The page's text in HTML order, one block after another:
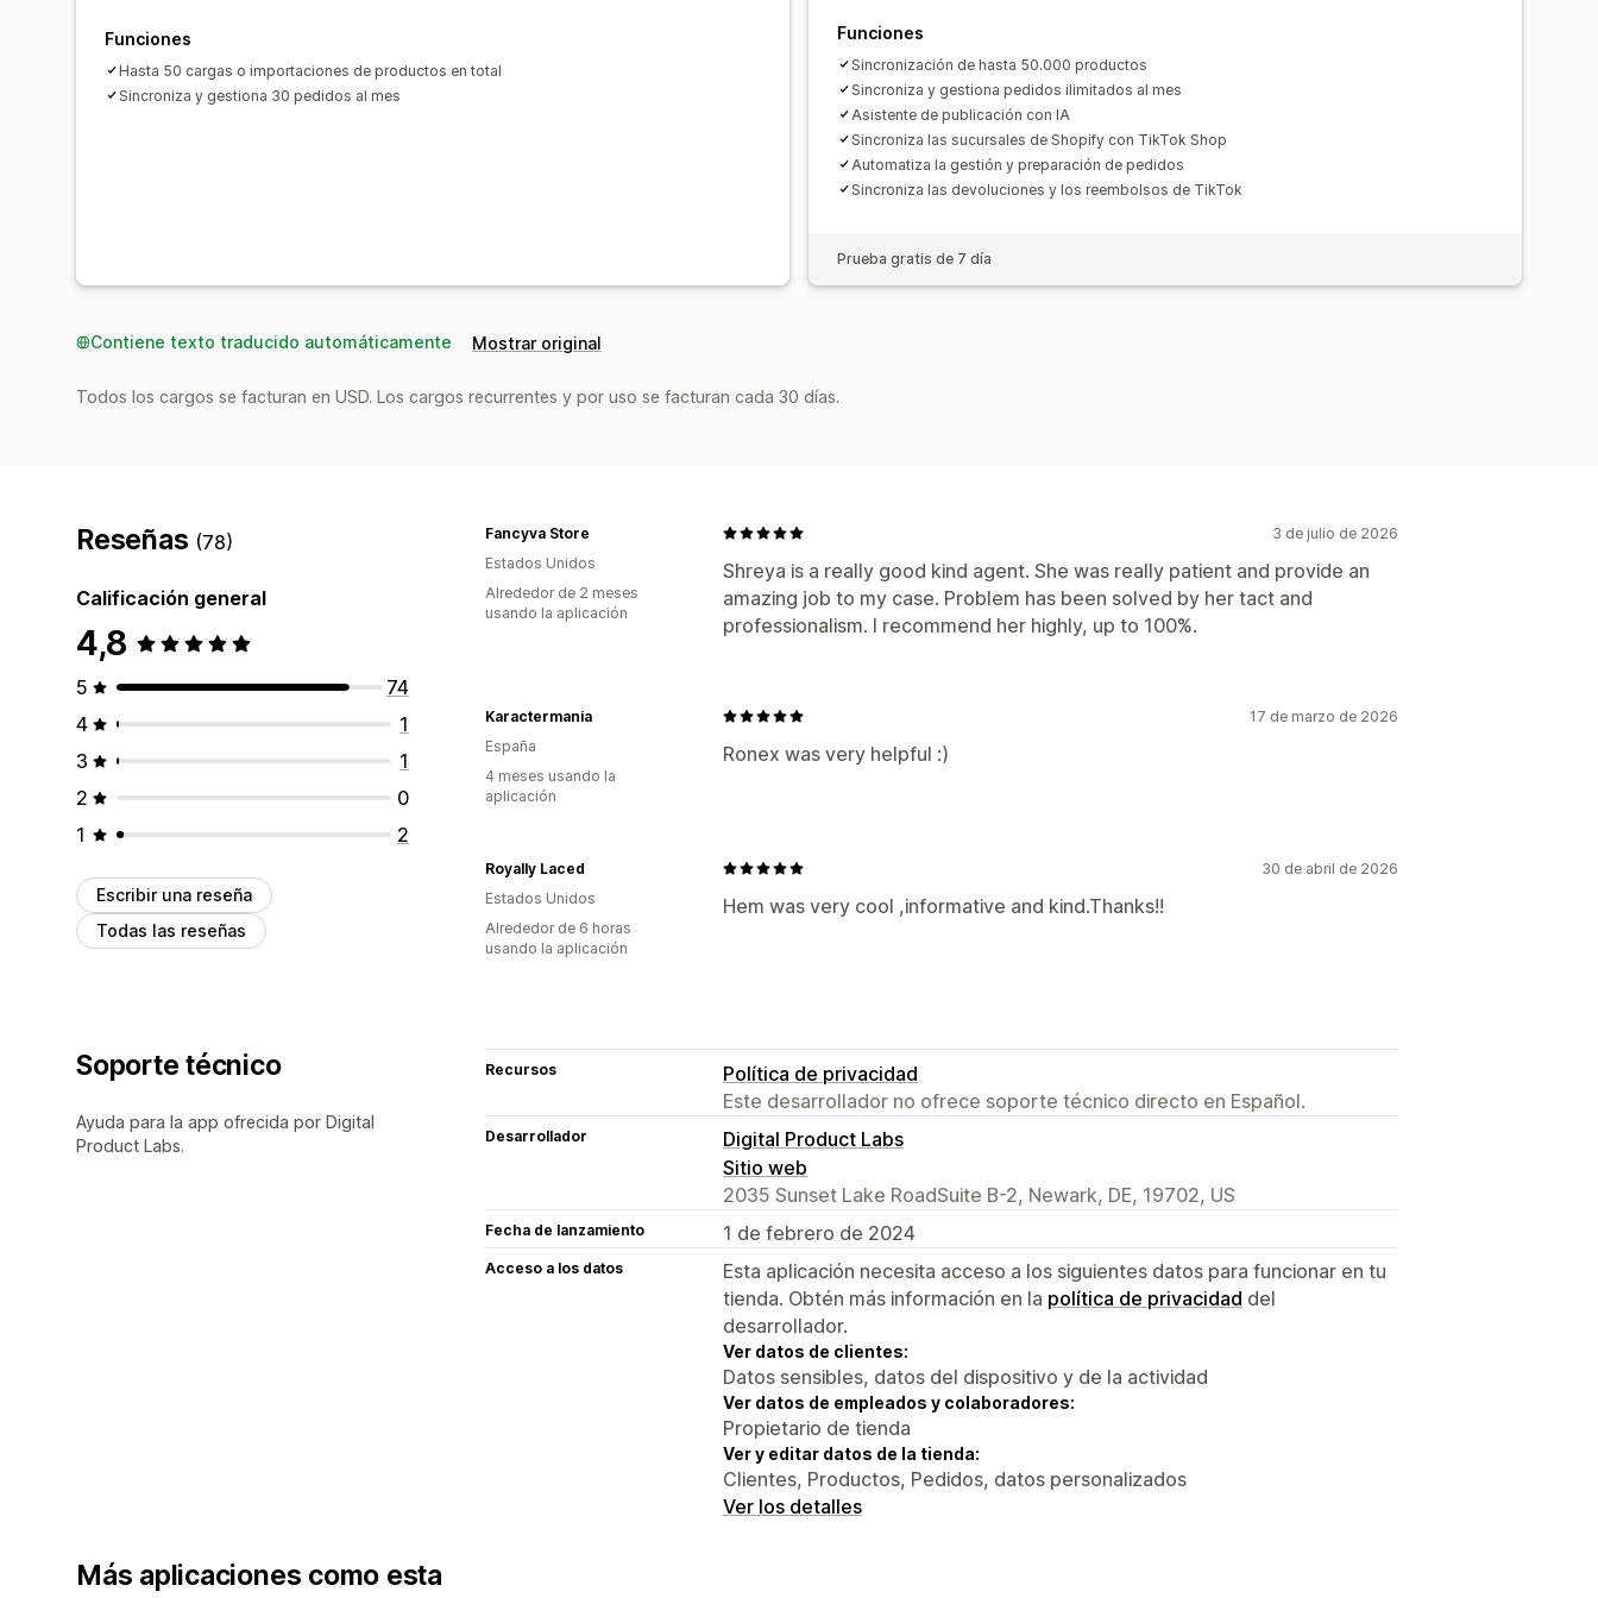
Funciones
Hasta 50 cargas o importaciones de productos en total
Sincroniza y gestiona 30 pedidos al mes
Funciones
Sincronización de hasta 50.000 productos
Sincroniza y gestiona pedidos ilimitados al mes
Asistente de publicación con IA
Sincroniza las sucursales de Shopify con TikTok Shop
Automatiza la gestión y preparación de pedidos
Sincroniza las devoluciones y los reembolsos de TikTok
Prueba gratis de 7 día
Contiene texto traducido automáticamente Mostrar original
Todos los cargos se facturan en USD. Los cargos recurrentes y por uso se facturan cada 30 días.
Reseñas (78)
Calificación general
4,8
5
74
4
1
3
1
2
0
1
2
Escribir una reseña
Todas las reseñas
3 de julio de 2026
Shreya is a really good kind agent. She was really patient and provide an
amazing job to my case. Problem has been solved by her tact and
professionalism. I recommend her highly, up to 100%.
Fancyva Store
Estados Unidos
Alrededor de 2 meses
usando la aplicación
17 de marzo de 2026
Ronex was very helpful :)
Karactermania
España
4 meses usando la
aplicación
30 de abril de 2026
Hem was very cool ,informative and kind.Thanks!!
Royally Laced
Estados Unidos
Alrededor de 6 horas
usando la aplicación
Soporte técnico
Ayuda para la app ofrecida por Digital
Product Labs.
Recursos
Política de privacidad
Este desarrollador no ofrece soporte técnico directo en Español.
Desarrollador
Digital Product Labs
Sitio web
2035 Sunset Lake RoadSuite B-2, Newark, DE, 19702, US
Fecha de lanzamiento 1 de febrero de 2024
Acceso a los datos
Esta aplicación necesita acceso a los siguientes datos para funcionar en tu
tienda. Obtén más información en la política de privacidad del
desarrollador.
Ver datos de clientes:
Datos sensibles, datos del dispositivo y de la actividad
Ver datos de empleados y colaboradores:
Propietario de tienda
Ver y editar datos de la tienda:
Clientes, Productos, Pedidos, datos personalizados
Ver los detalles
Más aplicaciones como esta